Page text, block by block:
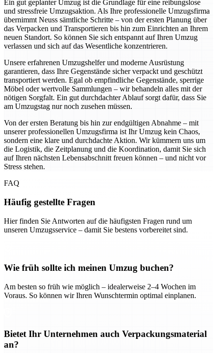
Ein gut geplanter Umzug ist die Grundlage für eine reibungslose
und stressfreie Umzugsaktion. Als Ihre professionelle Umzugsfirma
übernimmt Neuss sämtliche Schritte – von der ersten Planung über
das Verpacken und Transportieren bis hin zum Einrichten an Ihrem
neuen Standort. So können Sie sich entspannt auf Ihren Umzug
verlassen und sich auf das Wesentliche konzentrieren.
Unsere erfahrenen Umzugshelfer und moderne Ausrüstung
garantieren, dass Ihre Gegenstände sicher verpackt und geschützt
transportiert werden. Egal ob empfindliche Gegenstände, sperrige
Möbel oder wertvolle Sammlungen – wir behandeln alles mit der
nötigen Sorgfalt. Ein gut durchdachter Ablauf sorgt dafür, dass Sie
am Umzugstag nur noch zusehen müssen.
Von der ersten Beratung bis hin zur endgültigen Abnahme – mit
unserer professionellen Umzugsfirma ist Ihr Umzug kein Chaos,
sondern eine klare und durchdachte Aktion. Wir kümmern uns um
die Logistik, die Zeitplanung und die Koordination, damit Sie sich
auf Ihren nächsten Lebensabschnitt freuen können – und nicht vor
Stress stehen.
FAQ
Häufig gestellte Fragen
Hier finden Sie Antworten auf die häufigsten Fragen rund um
unseren Umzugsservice – damit Sie bestens vorbereitet sind.
Wie früh sollte ich meinen Umzug buchen?
Am besten so früh wie möglich – idealerweise 2–4 Wochen im
Voraus. So können wir Ihren Wunschtermin optimal einplanen.
Bietet Ihr Unternehmen auch Verpackungsmaterial
an?